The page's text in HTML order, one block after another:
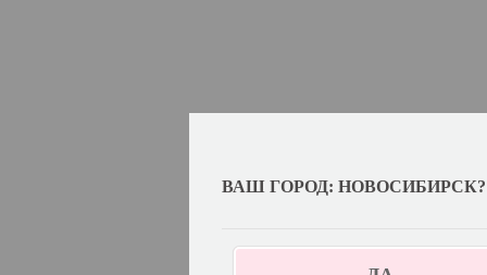
ВАШ ГОРОД: НОВОСИБИРСК?